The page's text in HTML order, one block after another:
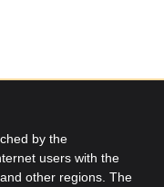
by the
users with the
other regions. The